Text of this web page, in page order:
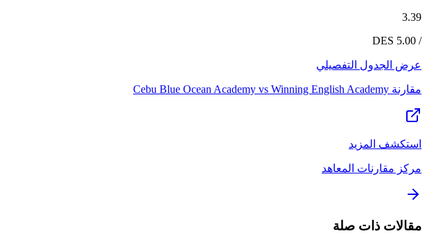
3.39
/ 5.00 DES
عرض الجدول التفصيلي
مقارنة Cebu Blue Ocean Academy vs Winning English Academy
استكشف المزيد
مركز مقارنات المعاهد
مقالات ذات صلة